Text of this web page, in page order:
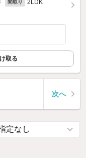
間取り 2LDK
取る
次へ